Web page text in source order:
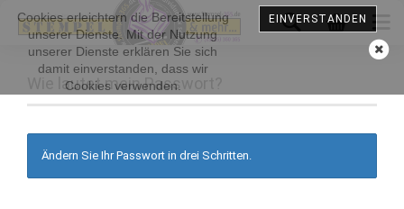
Cookies erleichtern die Bereitstellung
unserer Dienste. Mit der Nutzung
unserer Dienste erklären Sie sich
damit einverstanden, dass wir
Cookies verwenden.
EINVERSTANDEN
Wie lautet mein Passwort?
Ändern Sie Ihr Passwort in drei Schritten.